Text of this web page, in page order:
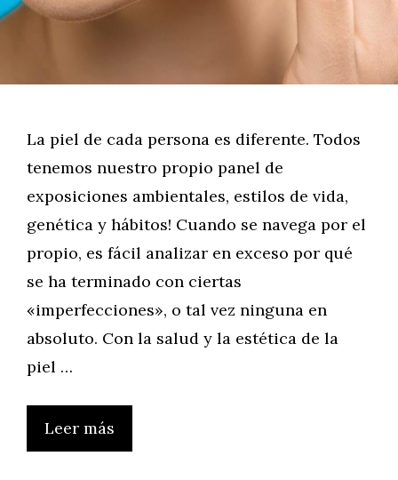
La piel de cada persona es diferente. Todos
tenemos nuestro propio panel de
exposiciones ambientales, estilos de vida,
genética y hábitos! Cuando se navega por el
propio, es fácil analizar en exceso por qué
se ha terminado con ciertas
«imperfecciones», o tal vez ninguna en
absoluto. Con la salud y la estética de la
piel …
Leer más